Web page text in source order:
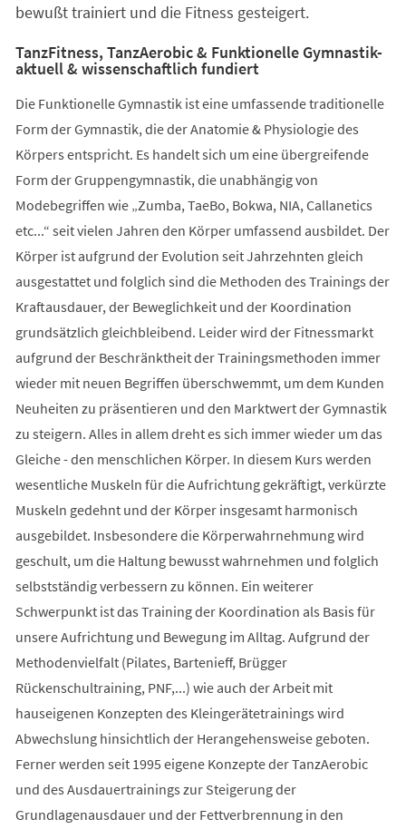
bewußt trainiert und die Fitness gesteigert.
TanzFitness, TanzAerobic & Funktionelle Gymnastik-
aktuell & wissenschaftlich fundiert
Die Funktionelle Gymnastik ist eine umfassende traditionelle
Form der Gymnastik, die der Anatomie & Physiologie des
Körpers entspricht. Es handelt sich um eine übergreifende
Form der Gruppengymnastik, die unabhängig von
Modebegriffen wie „Zumba, TaeBo, Bokwa, NIA, Callanetics
etc...“ seit vielen Jahren den Körper umfassend ausbildet. Der
Körper ist aufgrund der Evolution seit Jahrzehnten gleich
ausgestattet und folglich sind die Methoden des Trainings der
Kraftausdauer, der Beweglichkeit und der Koordination
grundsätzlich gleichbleibend. Leider wird der Fitnessmarkt
aufgrund der Beschränktheit der Trainingsmethoden immer
wieder mit neuen Begriffen überschwemmt, um dem Kunden
Neuheiten zu präsentieren und den Marktwert der Gymnastik
zu steigern. Alles in allem dreht es sich immer wieder um das
Gleiche - den menschlichen Körper. In diesem Kurs werden
wesentliche Muskeln für die Aufrichtung gekräftigt, verkürzte
Muskeln gedehnt und der Körper insgesamt harmonisch
ausgebildet. Insbesondere die Körperwahrnehmung wird
geschult, um die Haltung bewusst wahrnehmen und folglich
selbstständig verbessern zu können. Ein weiterer
Schwerpunkt ist das Training der Koordination als Basis für
unsere Aufrichtung und Bewegung im Alltag. Aufgrund der
Methodenvielfalt (Pilates, Bartenieff, Brügger
Rückenschultraining, PNF,...) wie auch der Arbeit mit
hauseigenen Konzepten des Kleingerätetrainings wird
Abwechslung hinsichtlich der Herangehensweise geboten.
Ferner werden seit 1995 eigene Konzepte der TanzAerobic
und des Ausdauertrainings zur Steigerung der
Grundlagenausdauer und der Fettverbrennung in den